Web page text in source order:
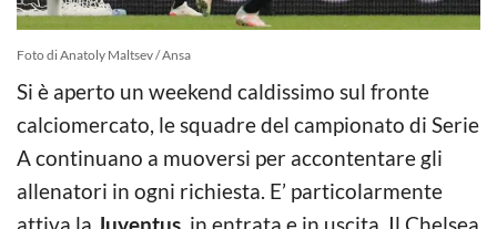
Foto di Anatoly Maltsev / Ansa
Si è aperto un weekend caldissimo sul fronte
calciomercato, le squadre del campionato di Serie
A continuano a muoversi per accontentare gli
allenatori in ogni richiesta. E’ particolarmente
attiva la Juventus, in entrata e in uscita. Il Chelsea